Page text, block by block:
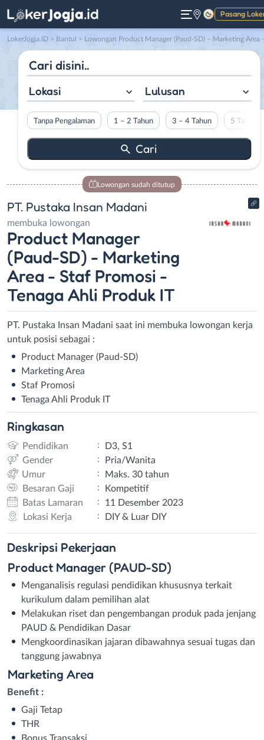
Pasang
Gelap
LokerJogja.ID > Bantul > Lowongan Product Manager (Paud-SD) – Marketing Area – Staf Promosi – Tenaga Ahli Produk IT di PT. Pustaka Insan
Lokasi Lulusan
Tanpa Pengalaman 1 – 2 Tahun 3 – 4 Tahun 5 Tahun
Lowongan sudah ditutup
PT. Pustaka Insan Madani
membuka lowongan
Product Manager
(Paud-SD) - Marketing
Area - Staf Promosi -
Tenaga Ahli Produk IT
PT. Pustaka Insan Madani saat ini membuka lowongan kerja
untuk posisi sebagai :
Product Manager (Paud-SD)
Marketing Area
Staf Promosi
Tenaga Ahli Produk IT
Ringkasan
Pendidikan :
D3, S1
Gender
:
Pria/Wanita
Umur
:
Maks. 30 tahun
Besaran Gaji
:
Kompetitif
Batas Lamaran
:
11 Desember 2023
Lokasi Kerja
: DIY & Luar DIY
Deskripsi Pekerjaan
Product Manager (PAUD-SD)
Menganalisis regulasi pendidikan khususnya terkait
kurikulum dalam pemilihan alat
Melakukan riset dan pengembangan produk pada jenjang
PAUD & Pendidikan Dasar
Mengkoordinasikan jajaran dibawahnya sesuai tugas dan
tanggung jawabnya
Marketing Area
Benefit :
Gaji Tetap
THR
Bonus Transaksi